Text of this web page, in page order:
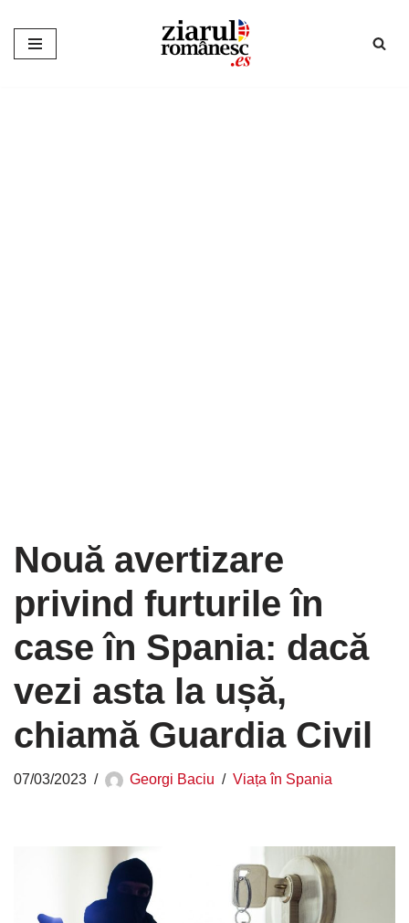
Sari
Nouă avertizare
privind furturile în
case în Spania: dacă
vezi asta la ușă,
chiamă Guardia Civil
07/03/2023 Georgi Baciu Viața în Spania